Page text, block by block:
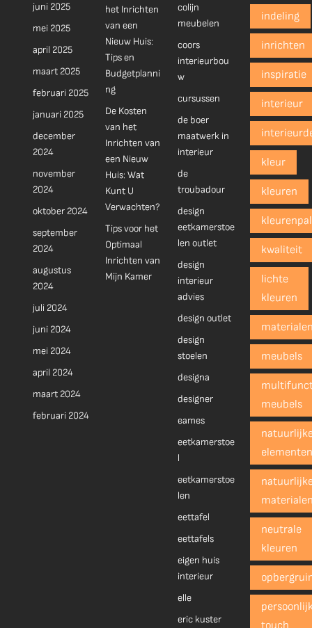
juni 2025
mei 2025
april 2025
maart 2025
februari 2025
januari 2025
december
2024
november
2024
oktober 2024
september
2024
augustus
2024
juli 2024
juni 2024
mei 2024
april 2024
maart 2024
februari 2024
het Inrichten
van een
Nieuw Huis:
Tips en
Budgetplanni
ng
De Kosten
van het
Inrichten van
een Nieuw
Huis: Wat
Kunt U
Verwachten?
Tips voor het
Optimaal
Inrichten van
Mijn Kamer
colijn
meubelen
coors
interieurbou
w
cursussen
de boer
maatwerk in
interieur
de
troubadour
design
eetkamerstoe
len outlet
design
interieur
advies
design outlet
design
stoelen
designa
designer
eames
eetkamerstoe
l
eetkamerstoe
len
eettafel
eettafels
eigen huis
interieur
elle
eric kuster
indeling
inrichten
inspiratie
interieur
kleur
kleuren
kwaliteit
lichte
kleuren
meubels
meubels
neutrale
kleuren